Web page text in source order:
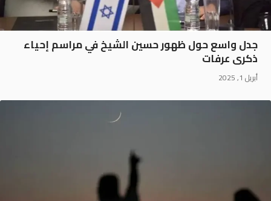
جدل واسع حول ظهور حسين الشيخ في مراسم إحياء
ذكرى عرفات
أبريل 1, 2025